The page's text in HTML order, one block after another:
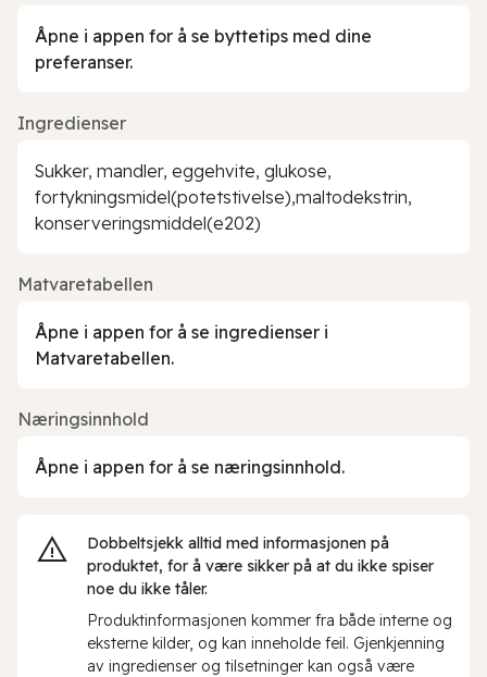
Åpne i appen for å se byttetips med dine
preferanser.
Ingredienser
Sukker, mandler, eggehvite, glukose,
fortykningsmidel(potetstivelse),maltodekstrin,
konserveringsmiddel(e202)
Matvaretabellen
Åpne i appen for å se ingredienser i
Matvaretabellen.
Næringsinnhold
Åpne i appen for å se næringsinnhold.
Dobbeltsjekk alltid med informasjonen på
produktet, for å være sikker på at du ikke spiser
noe du ikke tåler.
Produktinformasjonen kommer fra både interne og
eksterne kilder, og kan inneholde feil. Gjenkjenning
av ingredienser og tilsetninger kan også være